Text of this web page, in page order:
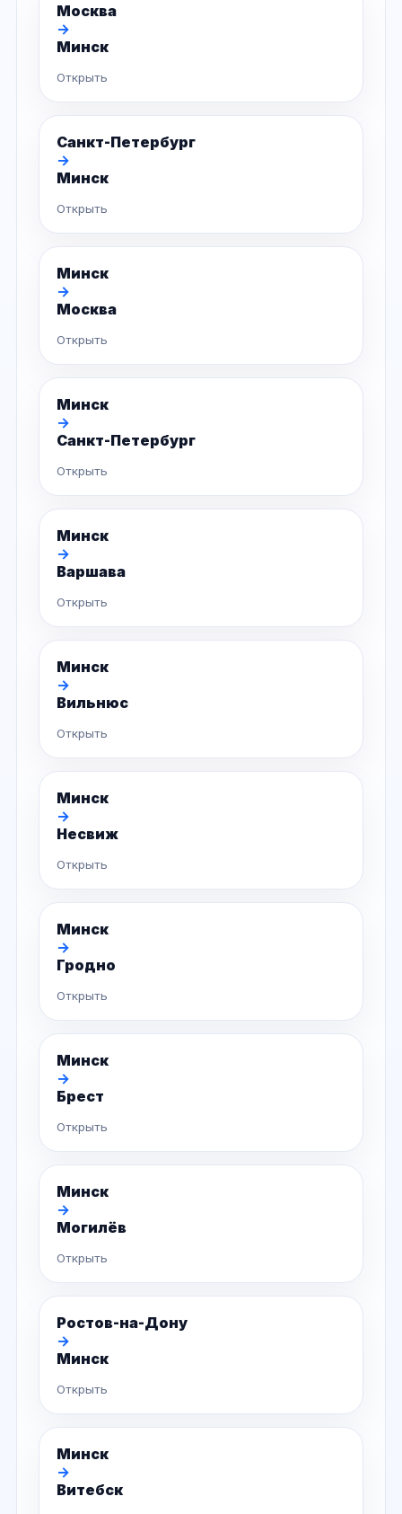
Москва
→
Минск
Открыть
Санкт-Петербург
→
Минск
Открыть
Минск
→
Москва
Открыть
Минск
→
Санкт-Петербург
Открыть
Минск
→
Варшава
Открыть
Минск
→
Вильнюс
Открыть
Минск
→
Несвиж
Открыть
Минск
→
Гродно
Открыть
Минск
→
Брест
Открыть
Минск
→
Могилёв
Открыть
Ростов-на-Дону
→
Минск
Открыть
Минск
→
Витебск